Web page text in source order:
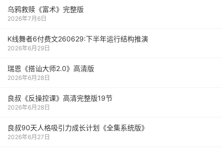
乌鸦救赎《富术》完整版
2026年7月6日
K线舞者6付费文260629:下半年运行结构推演
2026年6月29日
瑞恩《搭讪大师2.0》高清版
2026年6月28日
良叔《反操控课》高清完整版19节
2026年6月28日
良叔90天人格吸引力成长计划《全集系统版》
2026年6月27日